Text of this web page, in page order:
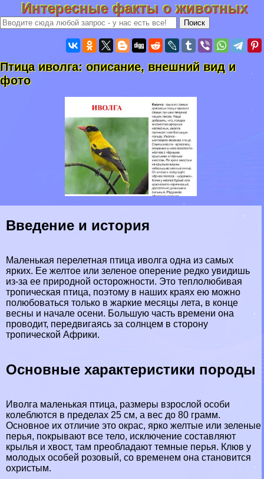
Интересные факты о животных
Птица иволга: описание, внешний вид и
фото
Введение и история
Маленькая перелетная птица иволга одна из самых
ярких. Ее желтое или зеленое оперение редко увидишь
из-за ее природной осторожности. Это теплолюбивая
тропическая птица, поэтому в наших краях ею можно
полюбоваться только в жаркие месяцы лета, в конце
весны и начале осени. Большую часть времени она
проводит, передвигаясь за солнцем в сторону
тропической Африки.
Основные хаpaктеристики породы
Иволга маленькая птица, размеры взрослой особи
колeблются в пределах 25 см, а вес до 80 грамм.
Основное их отличие это окрас, ярко желтые или зеленые
перья, покрывают все тело, исключение составляют
крылья и хвост, там преобладают темные перья. Клюв у
молодых особей розовый, со временем она становится
охристым.